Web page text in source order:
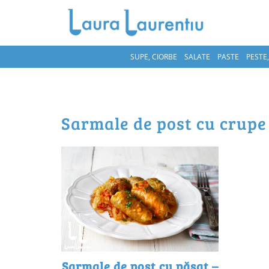
SUPE, CIORBE SALATE PASTE
sarmale de post cu crupe